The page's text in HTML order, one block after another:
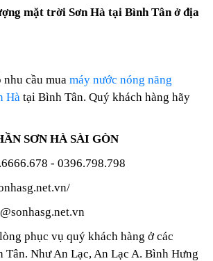
mặt trời Sơn Hà tại Bình Tân ở địa
cầu mua máy nước nóng năng
Hà tại Bình Tân. Quý khách hàng hãy
SƠN HÀ SÀI GÒN
- 0396.798.798
phục vụ quý khách hàng ở các
Tân. Như An Lạc, An Lạc A. Bình Hưng